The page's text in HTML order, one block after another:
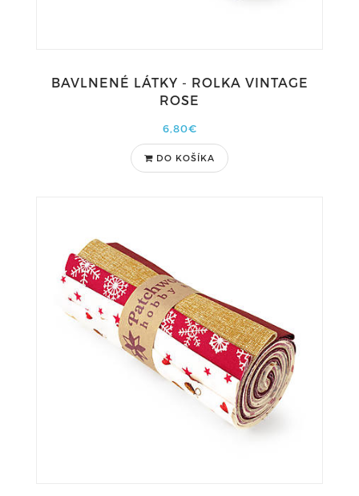
BAVLNENÉ LÁTKY - ROLKA VINTAGE
ROSE
6,80€
DO KOŠÍKA